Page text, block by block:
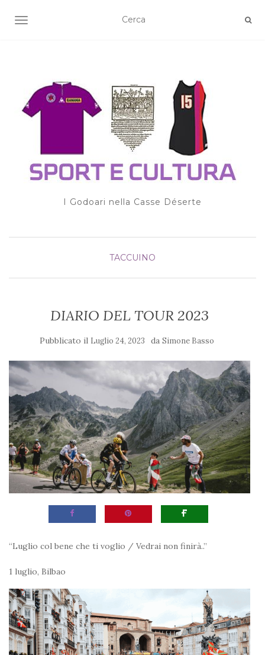
TOGGLE NAVIGATION
I Godoari nella Casse Déserte
TACCUINO
DIARIO DEL TOUR 2023
Pubblicato il Luglio 24, 2023 da Simone Basso
“Luglio col bene che ti voglio / Vedrai non finirà..”
1 luglio, Bilbao